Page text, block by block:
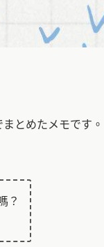
とめたメモです。
？